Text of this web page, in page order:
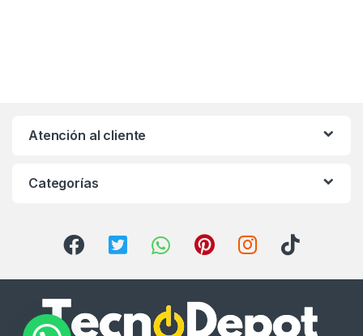
Atención al cliente
Categorías